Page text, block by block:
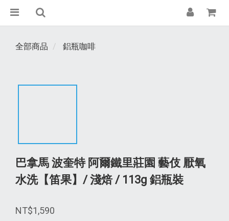
全部商品 鋁瓶咖啡
巴拿馬 波奎特 阿爾鐵里莊園 藝伎 厭氧
水洗【笛果】/ 淺焙 / 113g 鋁瓶裝
NT$1,590